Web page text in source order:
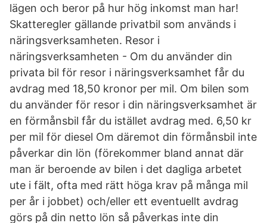
lägen och beror på hur hög inkomst man har!
Skatteregler gällande privatbil som används i
näringsverksamheten. Resor i
näringsverksamheten - Om du använder din
privata bil för resor i näringsverksamhet får du
avdrag med 18,50 kronor per mil. Om bilen som
du använder för resor i din näringsverksamhet är
en förmånsbil får du istället avdrag med. 6,50 kr
per mil för diesel Om däremot din förmånsbil inte
påverkar din lön (förekommer bland annat där
man är beroende av bilen i det dagliga arbetet
ute i fält, ofta med rätt höga krav på många mil
per år i jobbet) och/eller ett eventuellt avdrag
görs på din netto lön så påverkas inte din